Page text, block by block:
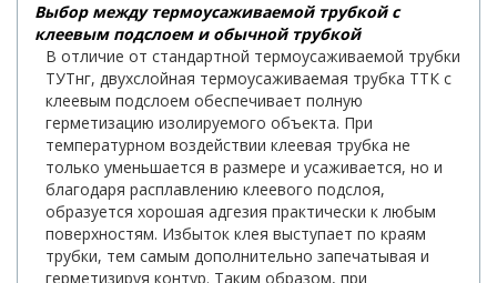
Выбор между термоусаживаемой трубкой с
клеевым подслоем и обычной трубкой
В отличие от стандартной термоусаживаемой трубки
ТУТнг, двухслойная термоусаживаемая трубка ТТК с
клеевым подслоем обеспечивает полную
герметизацию изолируемого объекта. При
температурном воздействии клеевая трубка не
только уменьшается в размере и усаживается, но и
благодаря расплавлению клеевого подслоя,
образуется хорошая адгезия практически к любым
поверхностям. Избыток клея выступает по краям
трубки, тем самым дополнительно запечатывая и
герметизируя контур. Таким образом, при